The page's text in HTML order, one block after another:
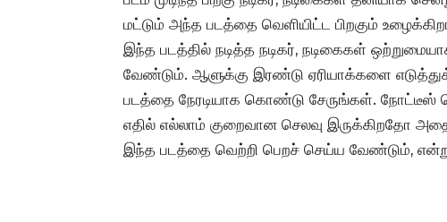
மட்டும் அந்த படத்தை வெளியிட்ட பிறகும்
இந்த படத்தில் நடித்த நடிகர், நடிகைகள்
வேண்டும். ஆளுக்கு இரண்டு ஏரியாக்களை
படத்தை நேரடியாக கொண்டு சேருங்கள். நோட்டீஸ்
எதில் எல்லாம் குறைவான செலவு இருக்கிறதோ
இந்த படத்தை வெற்றி பெறச் செய்ய வேண்டும்,